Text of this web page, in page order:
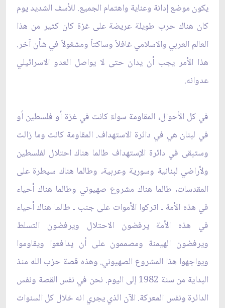
يكون موضع إدانة وعناية واهتمام الجميع. للأسف الشديد يوم
كان هناك حرب طويلة عريضة على غزة كان كثير من هذا
العالم العربي والاسلامي غافلاً وساكتاً ومشغولاً في شأن آخر.
هذا الأمر يجب أن يدان حتى لا يواصل العدو الاسرائيلي
عدوانه.
في كل الأحوال، المقاومة سواءً كانت في غزة أو فلسطين أو
في لبنان هي في دائرة الاستهداف. المقاومة كانت وما زالت
وستبقى في دائرة الإستهداف طالما هناك احتلال لفلسطين
ولأراضي لبنانية وسورية وعربية، وطالما هناك سيطرة على
المقدسات، طالما هناك مشروع صهيوني وطالما هناك أحياء
في هذه الأمة ـ اتركوا الأموات على جنب ـ طالما هناك أحياء
في هذه الأمة يرفضون الاحتلال ويرفضون التسلط
ويرفضون الهيمنة ومصممون على أن يدافعوا ويقاوموا
ويواجهوا هذا المشروع الصهيوني. وهذه قصة حزب الله منذ
البداية من سنة 1982 إلى اليوم. نحن في نفس القصة ونفس
الدائرة ونفس المعركة. الآن الذي يجري انه خلال كل السنوات